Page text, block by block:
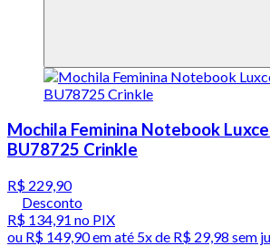
Mochila Feminina Notebook
BU78725 Crinkle
R$ 229,90
Desconto
R$ 134,91 no PIX
ou R$ 149,90em até 5x de R$ 29,98 sem